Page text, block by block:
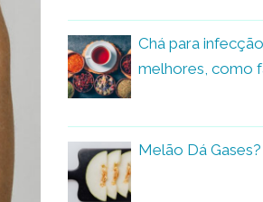
Chá para
melhores, como
Melão Dá Gases?